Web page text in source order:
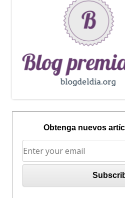
Obtenga nuevos